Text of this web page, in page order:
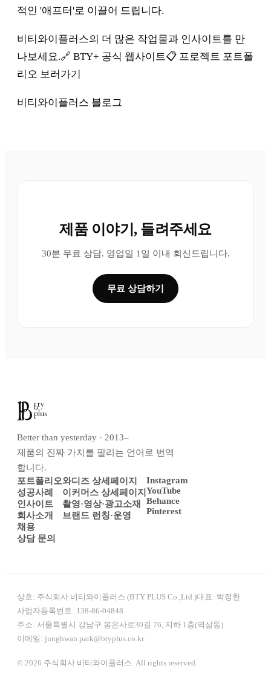
적인 '애프터'로 이끌어 드립니다.
비티와이플러스의 더 많은 작업물과 인사이트를 만
나보세요.🔗 BTY+ 공식 웹사이트📋 프로젝트 포트폴
리오 보러가기
비티와이플러스 블로그
제품 이야기, 들려주세요
30분 무료 상담. 영업일 1일 이내 회신드립니다.
무료 상담하기
Better than yesterday · 2013–
제품의 진짜 가치를 팔리는 언어로 번역
합니다.
포트폴리오
성공사례
인사이트
회사소개
채용
상담 문의
와디즈 상세페이지
이커머스 상세페이지
촬영·영상·광고소재
브랜드 런칭·운영
Instagram
YouTube
Behance
Pinterest
상호: 주식회사 비티와이플러스 (BTY PLUS Co.,Ltd.)대표: 박정환
사업자등록번호: 138-86-04848
주소: 서울특별시 강남구 봉은사로30길 76, 지하 1층(역삼동)
이메일: junghwan.park@btyplus.co.kr
© 2026 주식회사 비티와이플러스. All rights reserved.